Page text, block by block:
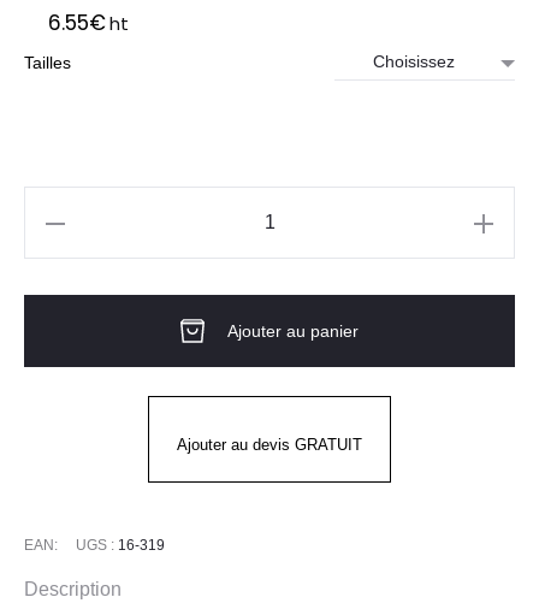
6.55€ht
Tailles
TEK®
PIP
Ajouter au panier
Ajouter au devis GRATUIT
EAN: UGS : 16-319
Description